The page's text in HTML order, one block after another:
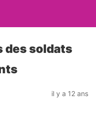
des soldats
il y a 12 ans